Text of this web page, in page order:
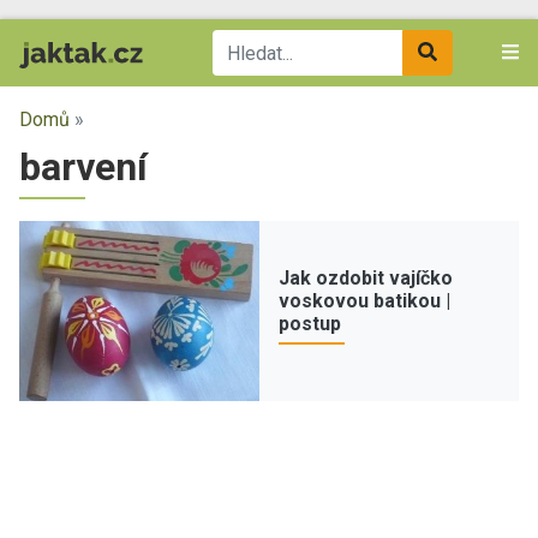
Domů »
barvení
Jak ozdobit vajíčko
voskovou batikou |
postup